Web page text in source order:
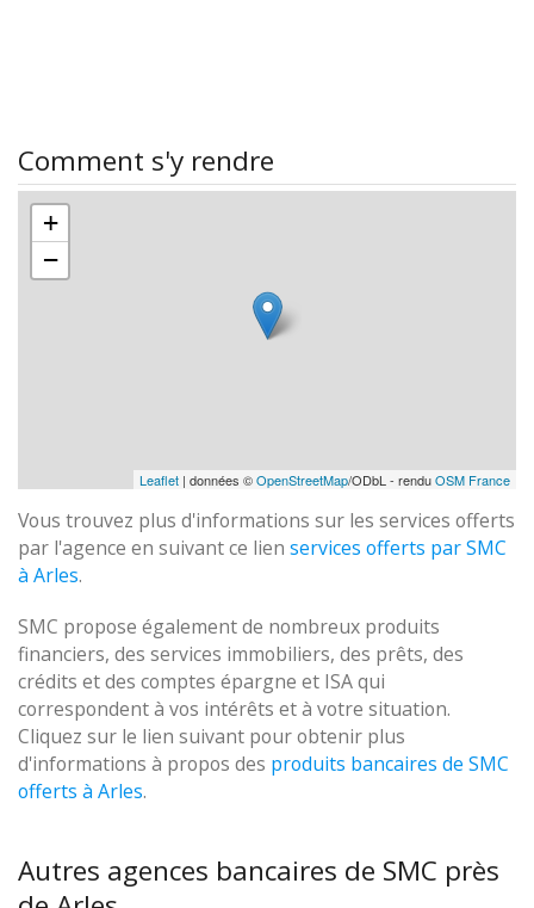
Comment s'y rendre
+
−
Leaflet | données ©OpenStreetMap/ODbL - renduOSM France
Vous trouvez plus d'informations sur les services offerts
par l'agence en suivant ce lien services offerts par SMC
à Arles.
SMC propose également de nombreux produits
financiers, des services immobiliers, des prêts, des
crédits et des comptes épargne et ISA qui
correspondent à vos intérêts et à votre situation.
Cliquez sur le lien suivant pour obtenir plus
d'informations à propos des produits bancaires de SMC
offerts à Arles.
Autres agences bancaires de SMC près